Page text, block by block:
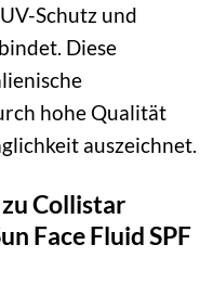
Schutz und
Diese
hohe Qualität
auszeichnet.
Collistar
Face Fluid SPF